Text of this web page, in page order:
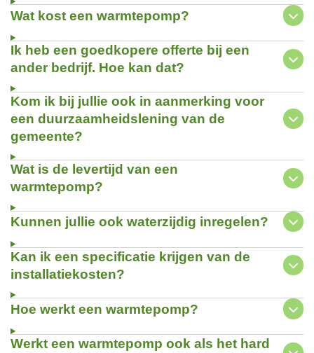
Wat kost een warmtepomp?
Ik heb een goedkopere offerte bij een
ander bedrijf. Hoe kan dat?
Kom ik bij jullie ook in aanmerking voor
een duurzaamheidslening van de
gemeente?
Wat is de levertijd van een
warmtepomp?
Kunnen jullie ook waterzijdig inregelen?
Kan ik een specificatie krijgen van de
installatiekosten?
Hoe werkt een warmtepomp?
Werkt een warmtepomp ook als het hard